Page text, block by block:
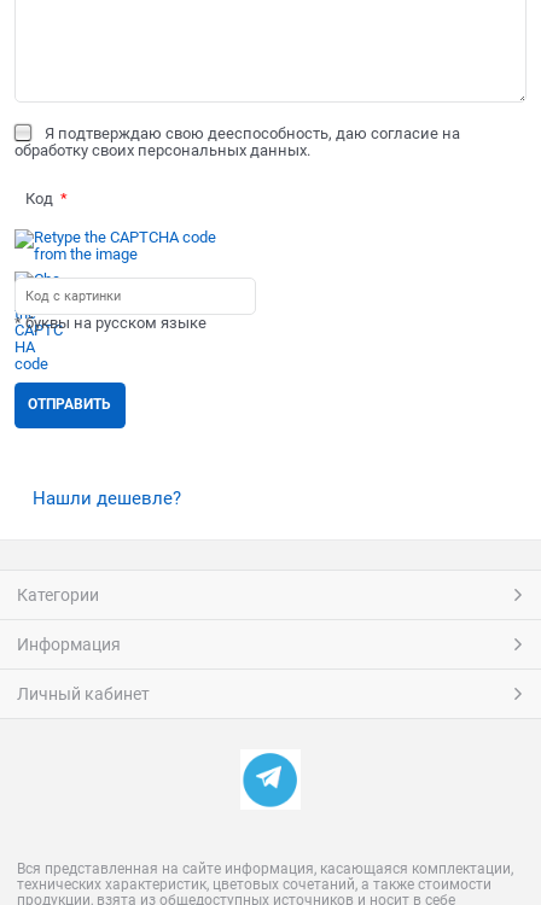
Я подтверждаю свою дееспособность, даю согласие на
обработку своих персональных данных.
Код
* буквы на русском языке
Нашли дешевле?
Категории
Информация
Личный кабинет
Вся представленная на сайте информация, касающаяся комплектации,
технических характеристик, цветовых сочетаний, а также стоимости
продукции, взята из общедоступных источников и носит в себе